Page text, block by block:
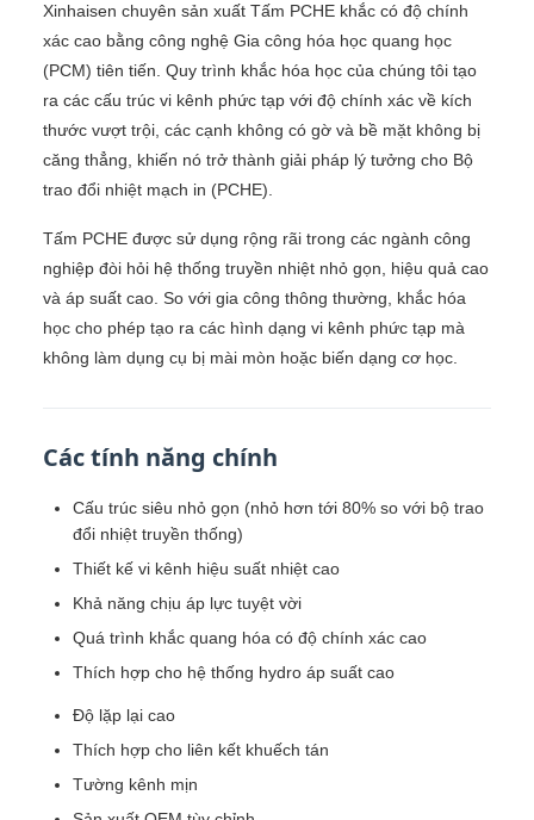
Xinhaisen chuyên sản xuất Tấm PCHE khắc có độ chính
xác cao bằng công nghệ Gia công hóa học quang học
(PCM) tiên tiến. Quy trình khắc hóa học của chúng tôi tạo
ra các cấu trúc vi kênh phức tạp với độ chính xác về kích
thước vượt trội, các cạnh không có gờ và bề mặt không bị
căng thẳng, khiến nó trở thành giải pháp lý tưởng cho Bộ
trao đổi nhiệt mạch in (PCHE).
Tấm PCHE được sử dụng rộng rãi trong các ngành công
nghiệp đòi hỏi hệ thống truyền nhiệt nhỏ gọn, hiệu quả cao
và áp suất cao. So với gia công thông thường, khắc hóa
học cho phép tạo ra các hình dạng vi kênh phức tạp mà
không làm dụng cụ bị mài mòn hoặc biến dạng cơ học.
Các tính năng chính
Cấu trúc siêu nhỏ gọn (nhỏ hơn tới 80% so với bộ trao
đổi nhiệt truyền thống)
Thiết kế vi kênh hiệu suất nhiệt cao
Khả năng chịu áp lực tuyệt vời
Quá trình khắc quang hóa có độ chính xác cao
Thích hợp cho hệ thống hydro áp suất cao
Độ lặp lại cao
Thích hợp cho liên kết khuếch tán
Tường kênh mịn